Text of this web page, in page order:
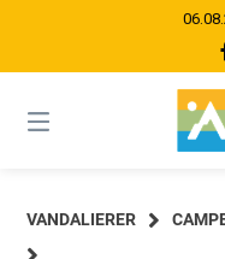
VANDALIERER